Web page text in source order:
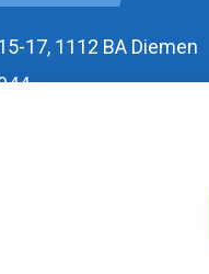
17, 1112 BA Diemen